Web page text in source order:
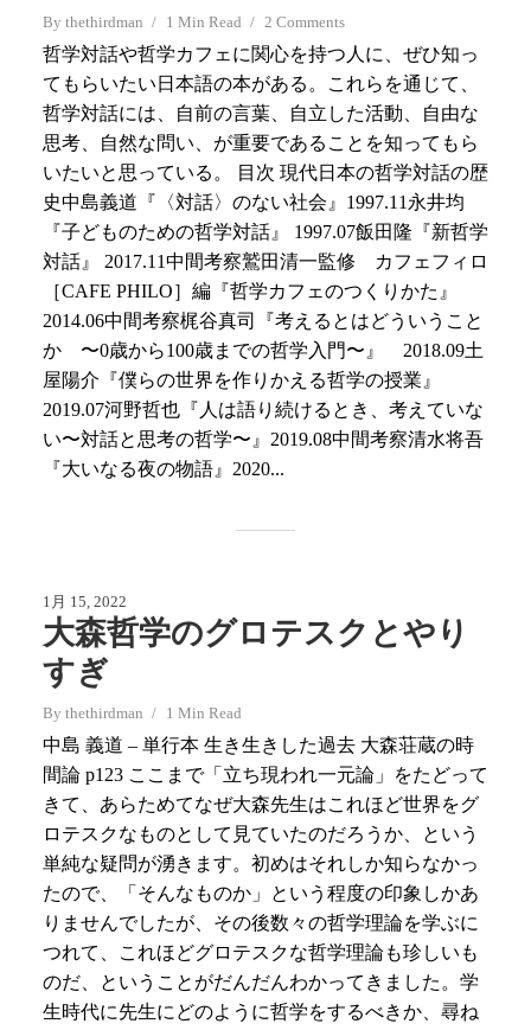
By thethirdman 1 Min Read 2 Comments
哲学対話や哲学カフェに関心を持つ人に、ぜひ知っ
てもらいたい日本語の本がある。これらを通じて、
哲学対話には、自前の言葉、自立した活動、自由な
思考、自然な問い、が重要であることを知ってもら
いたいと思っている。 目次 現代日本の哲学対話の歴
史中島義道『〈対話〉のない社会』1997.11永井均
『子どものための哲学対話』 1997.07飯田隆『新哲学
対話』 2017.11中間考察鷲田清一監修 カフェフィロ
［CAFE PHILO］編『哲学カフェのつくりかた』
2014.06中間考察梶谷真司『考えるとはどういうこと
か 〜0歳から100歳までの哲学入門〜』 2018.09土
屋陽介『僕らの世界を作りかえる哲学の授業』
2019.07河野哲也『人は語り続けるとき、考えていな
い〜対話と思考の哲学〜』2019.08中間考察清水将吾
『大いなる夜の物語』2020...
1月 15, 2022
大森哲学のグロテスクとやり
すぎ
By thethirdman 1 Min Read
中島 義道 – 単行本 生き生きした過去 大森荘蔵の時
間論 p123 ここまで「立ち現われ一元論」をたどって
きて、あらためてなぜ大森先生はこれほど世界をグ
ロテスクなものとして見ていたのだろうか、という
単純な疑問が湧きます。初めはそれしか知らなかっ
たので、「そんなものか」という程度の印象しかあ
りませんでしたが、その後数々の哲学理論を学ぶに
つれて、これほどグロテスクな哲学理論も珍しいも
のだ、ということがだんだんわかってきました。学
生時代に先生にどのように哲学をするべきか、尋ね